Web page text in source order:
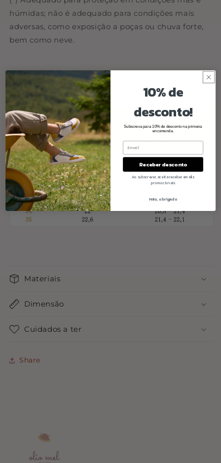
húmidas; não é adequado para condições mais
adversas, como exposição a poças ou chuva forte,
bem como neve.
GUIA DE TAMANHOS
Materiais
Dimensão
Cuidados a ter
Share
10% de
desconto!
Subscreva para 10% de desconto na primeira
encomenda.
Receber desconto
Ao subscrever, aceita receber emails
promocionais
Não, obrigado